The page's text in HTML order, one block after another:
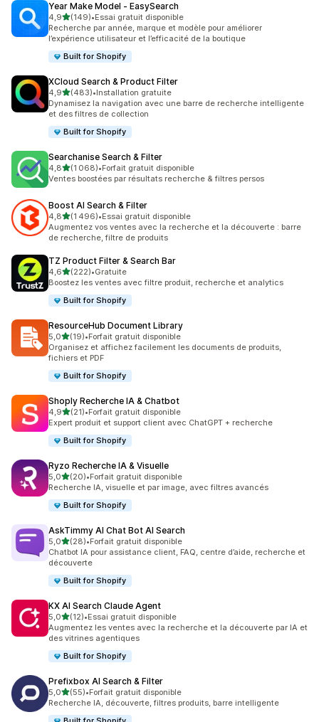
Year Make Model ‑ EasySearch
4,9étoile(s) sur 5
(149)
149 avis au total
•Essai gratuit disponible
Recherche par année, marque et modèle pour améliorer
l’expérience utilisateur et l’efficacité de la boutique
Built for Shopify
XCloud Search & Product Filter
4,9étoile(s) sur 5
(483)
483 avis au total
•Installation gratuite
Dynamisez la navigation avec une barre de recherche intelligente
et des filtres de collection
Built for Shopify
Searchanise Search & Filter
4,8étoile(s) sur 5
(1 068)
1068 avis au total
•Forfait gratuit disponible
Ventes boostées par résultats recherche & filtres persos
Boost AI Search & Filter
4,8étoile(s) sur 5
(1 496)
1496 avis au total
•Essai gratuit disponible
Augmentez vos ventes avec la recherche et la découverte : barre
de recherche, filtre de produits
TZ Product Filter & Search Bar
4,6étoile(s) sur 5
(222)
222 avis au total
•Gratuite
Boostez les ventes avec filtre produit, recherche et analytics
Built for Shopify
ResourceHub Document Library
5,0étoile(s) sur 5
(19)
19 avis au total
•Forfait gratuit disponible
Organisez et affichez facilement les documents de produits,
fichiers et PDF
Built for Shopify
Shoply Recherche IA & Chatbot
4,9étoile(s) sur 5
(21)
21 avis au total
•Forfait gratuit disponible
Expert produit et support client avec ChatGPT + recherche
Built for Shopify
Ryzo Recherche IA & Visuelle
5,0étoile(s) sur 5
(20)
20 avis au total
•Forfait gratuit disponible
Recherche IA, visuelle et par image, avec filtres avancés
Built for Shopify
AskTimmy AI Chat Bot AI Search
5,0étoile(s) sur 5
(28)
28 avis au total
•Forfait gratuit disponible
Chatbot IA pour assistance client, FAQ, centre d’aide, recherche et
découverte
Built for Shopify
KX AI Search Claude Agent
5,0étoile(s) sur 5
(12)
12 avis au total
•Essai gratuit disponible
Augmentez les ventes avec la recherche et la découverte par IA et
des vitrines agentiques
Built for Shopify
Prefixbox AI Search & Filter
5,0étoile(s) sur 5
(55)
55 avis au total
•Forfait gratuit disponible
Recherche IA, découverte, filtres produits, barre intelligente